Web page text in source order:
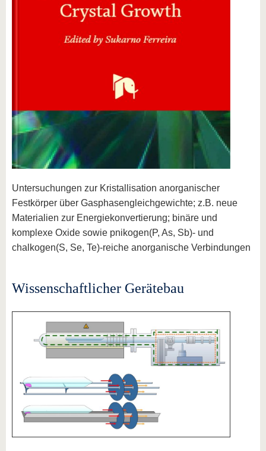
Untersuchungen zur Kristallisation anorganischer
Festkörper über Gasphasengleichgewichte; z.B. neue
Materialien zur Energiekonvertierung; binäre und
komplexe Oxide sowie pnikogen(P, As, Sb)- und
chalkogen(S, Se, Te)-reiche anorganische Verbindungen
Wissenschaftlicher Gerätebau